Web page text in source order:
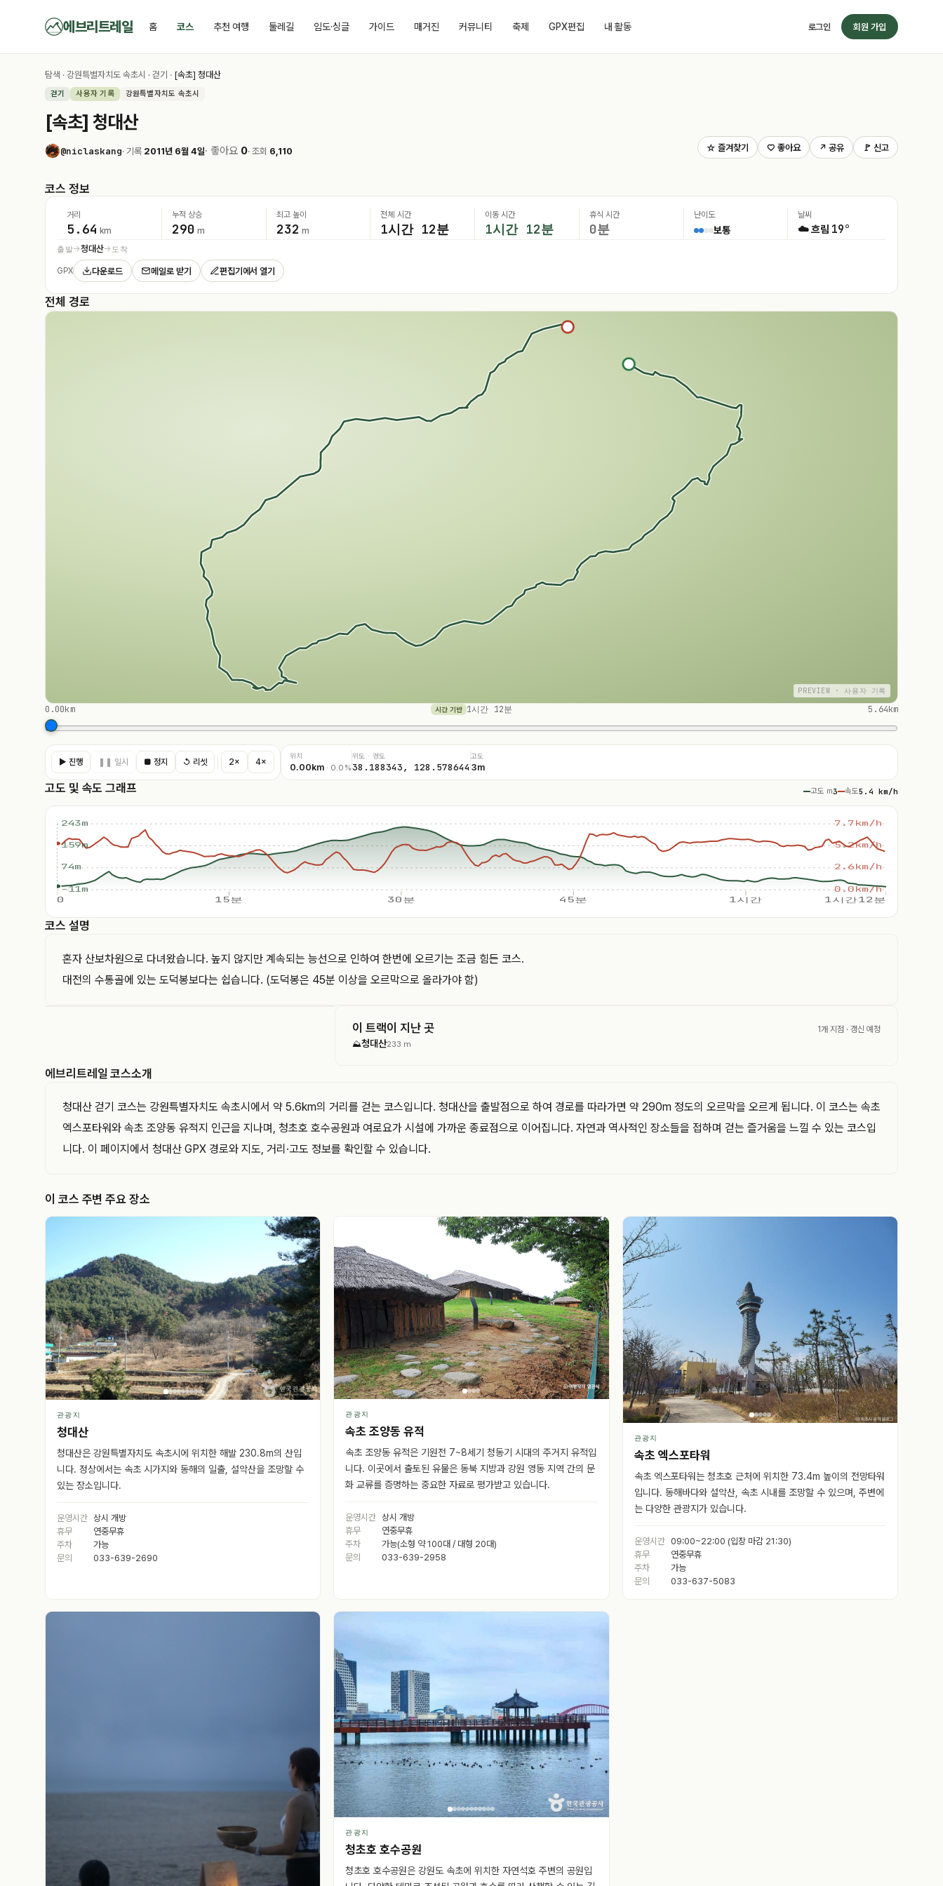
에브리트레일 홈 코스 추천 여행 둘레길 임도·싱글 가이드 매거진 커뮤니티 축제 GPX편집 내 활동 로그인 회원 가입
탐색 · 강원특별자치도 속초시 · 걷기 · [속초] 청대산
걷기 사용자 기록 강원특별자치도 속초시
[속초] 청대산
@niclaskang· 기록 2011년 6월 4일· 좋아요 0· 조회 6,110 ☆ 즐겨찾기 ♡ 좋아요 ↗ 공유 🚩 신고
코스 정보
거리
5.64 km
누적 상승
290 m
최고 높이
232 m
전체 시간
1시간 12분
이동 시간
1시간 12분
휴식 시간
0분
난이도
보통
날씨
☁️ 흐림 19°
출발→청대산→ 도착
GPX 다운로드 메일로 받기 편집기에서 열기
전체 경로
PREVIEW · 사용자 기록
0.00km 시간 기반 1시간 12분 5.64km
▶ 진행 ❚❚ 일시 ■ 정지 ↺ 리셋 2× 4×
위치
0.00km · 0.0%
위도 · 경도
38.188343, 128.578644
고도
3m
고도 및 속도 그래프 고도 m3 속도5.4 km/h
0 15분 30분 45분 1시간 1시간12분
243m
159m
74m
-11m
7.7km/h
5.2km/h
2.6km/h
0.0km/h
코스 설명
혼자 산보차원으로 다녀왔습니다. 높지 않지만 계속되는 능선으로 인하여 한번에 오르기는 조금 힘든 코스.
대전의 수통골에 있는 도덕봉보다는 쉽습니다. (도덕봉은 45분 이상을 오르막으로 올라가야 함)
고도와 지나간 지점을 지도와 함께 확인해 보세요.
이 트랙이 지난 곳 1개 지점 · 갱신 예정
⛰청대산233 m
에브리트레일 코스소개
청대산 걷기 코스는 강원특별자치도 속초시에서 약 5.6km의 거리를 걷는 코스입니다. 청대산을 출발점으로 하여 경로를 따라가면 약 290m 정도의 오르막을 오르게 됩니다. 이 코스는 속초
엑스포타워와 속초 조양동 유적지 인근을 지나며, 청초호 호수공원과 여로요가 시설에 가까운 종료점으로 이어집니다. 자연과 역사적인 장소들을 접하며 걷는 즐거움을 느낄 수 있는 코스입
니다. 이 페이지에서 청대산 GPX 경로와 지도, 거리·고도 정보를 확인할 수 있습니다.
이 코스 주변 주요 장소
관광지
청대산
청대산은 강원특별자치도 속초시에 위치한 해발 230.8m의 산입
니다. 정상에서는 속초 시가지와 동해의 일출, 설악산을 조망할 수
있는 장소입니다.
운영시간 상시 개방
휴무
연중무휴
주차
가능
문의
033-639-2690
관광지
속초 조양동 유적
속초 조양동 유적은 기원전 7~8세기 청동기 시대의 주거지 유적입
니다. 이곳에서 출토된 유물은 동북 지방과 강원 영동 지역 간의 문
화 교류를 증명하는 중요한 자료로 평가받고 있습니다.
운영시간 상시 개방
휴무
연중무휴
주차
가능(소형 약 100대 / 대형 20대)
문의
033-639-2958
관광지
속초 엑스포타워
속초 엑스포타워는 청초호 근처에 위치한 73.4m 높이의 전망타워
입니다. 동해바다와 설악산, 속초 시내를 조망할 수 있으며, 주변에
는 다양한 관광지가 있습니다.
운영시간 09:00~22:00 (입장 마감 21:30)
휴무
연중무휴
주차
가능
문의
033-637-5083
관광지
청초호 호수공원
청초호 호수공원은 강원도 속초에 위치한 자연석호 주변의 공원입